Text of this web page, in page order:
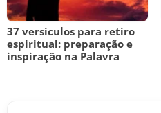
37 versículos para retiro
espiritual: preparação e
inspiração na Palavra